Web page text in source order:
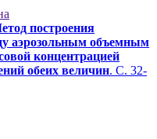
построения
аэрозольным объемным
концентрацией
обеих величин. С. 32-